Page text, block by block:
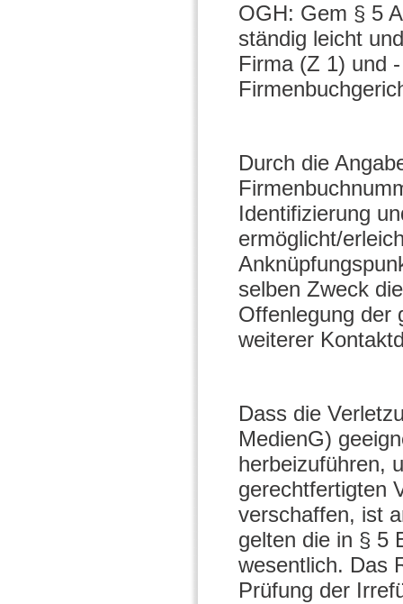
OGH: Gem § 5
ständig leicht
Firma (Z 1) und
Durch die
Identifizierung
ermöglicht/
selben Zweck
Offenlegung der
weiterer
Dass die
MedienG)
herbeizuführen,
gerechtfertigten
verschaffen, ist
gelten die in § 5
wesentlich. Das
Prüfung der